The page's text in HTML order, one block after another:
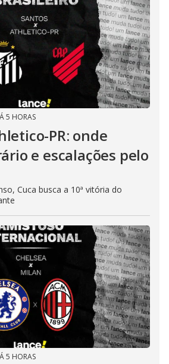
5 HORAS
PR: onde
e escalações pelo
Cuca busca a 10ª vitória do
5 HORAS